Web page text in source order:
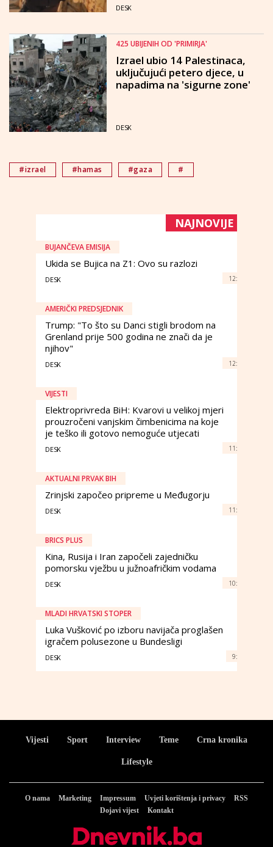
DESK
425 UBIJENIH OD 'PRIMIRJA'
Izrael ubio 14 Palestinaca,
uključujući petero djece, u
napadima na 'sigurne zone'
DESK
#izrael #hamas #gaza #
NAJNOVIJE
BUJANČEVA EMISIJA
Ukida se Bujica na Z1: Ovo su razlozi
DESK 12:
AMERIČKI PREDSJEDNIK
Trump: "To što su Danci stigli brodom na
Grenland prije 500 godina ne znači da je
njihov"
DESK 12:
VIJESTI
Elektroprivreda BiH: Kvarovi u velikoj mjeri
prouzročeni vanjskim čimbenicima na koje
je teško ili gotovo nemoguće utjecati
DESK 11:
AKTUALNI PRVAK BIH
Zrinjski započeo pripreme u Međugorju
DESK 11:
BRICS PLUS
Kina, Rusija i Iran započeli zajedničku
pomorsku vježbu u južnoafričkim vodama
DESK 10:
MLADI HRVATSKI STOPER
Luka Vušković po izboru navijača proglašen
igračem polusezone u Bundesligi
DESK 9:
Vijesti Sport Interview Teme Crna kronika
Lifestyle
O nama Marketing Impressum Uvjeti korištenja i privacy
RSS
Dojavi vijest
Kontakt